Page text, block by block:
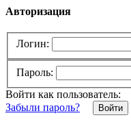
Авторизация
Логин:
Пароль:
Войти как пользователь:
Забыли пароль?